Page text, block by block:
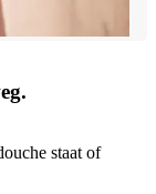
staat of